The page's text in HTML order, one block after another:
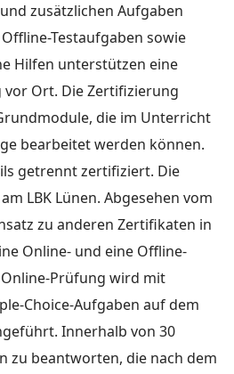
zusätzlichen Aufgaben
Testaufgaben sowie
Hilfen unterstützen eine
Ort. Die Zertifizierung
die im Unterricht
bearbeitet werden können.
getrennt zertifiziert. Die
LBK Lünen. Abgesehen vom
zu anderen Zertifikaten in
Online- und eine Offline-
Prüfung wird mit
Choice-Aufgaben auf dem
Innerhalb von 30
zu beantworten, die nach dem